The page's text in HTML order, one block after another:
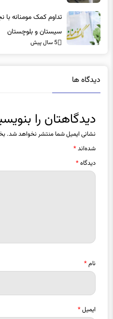
سیستان و بلوچستان
5 سال پیش
دیدگاه ها
دیدگاهتان را
نشانی ایمیل شما منتشر نخواهد شد.
شده‌اند*
دیدگاه*
نام*
ایمیل*